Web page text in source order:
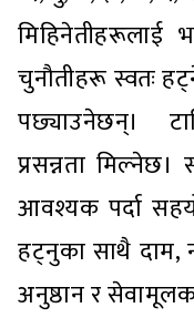
मिहिनेतीहरूलाई
चुनौतीहरू स्वतः
पछ्याउनेछन्।
प्रसन्नता
आवश्यक पर्दा
हट्नुका साथै दाम,
अनुष्ठान र